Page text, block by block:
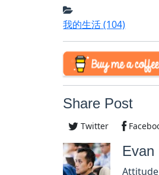
我的生活(104)
Share Post
Twitter
Evan